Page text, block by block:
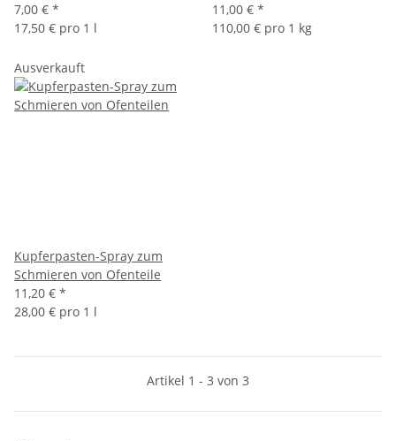
7,00 € *
17,50 € pro 1 l
11,00 € *
110,00 € pro 1 kg
Ausverkauft
Kupferpasten-Spray zum
Schmieren von Ofenteile
11,20 € *
28,00 € pro 1 l
Artikel 1 - 3 von 3